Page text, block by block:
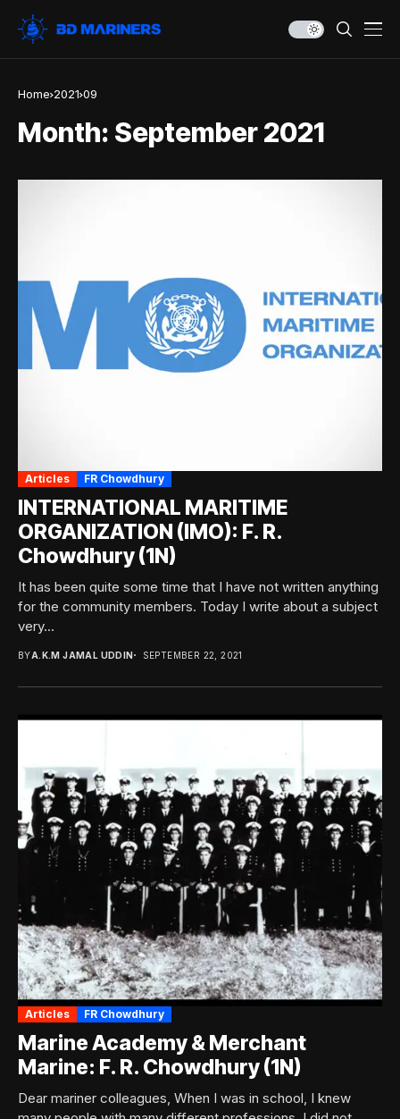
Home 2021 09
Month: September 2021
Articles FR Chowdhury
INTERNATIONAL MARITIME
ORGANIZATION (IMO): F. R.
Chowdhury (1N)
It has been quite some time that I have not written anything
for the community members. Today I write about a subject
very...
BYA.K.M JAMAL UDDIN SEPTEMBER 22, 2021
Articles FR Chowdhury
Marine Academy & Merchant
Marine: F. R. Chowdhury (1N)
Dear mariner colleagues, When I was in school, I knew